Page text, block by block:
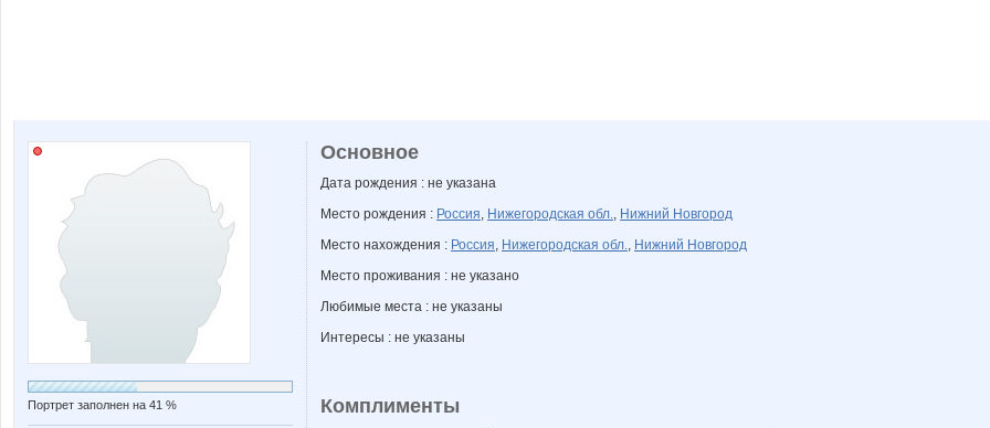
Портрет заполнен на 41 %
Основное
Дата рождения : не указана
Место рождения : Россия, Нижегородская обл., Нижний Новгород
Место нахождения : Россия, Нижегородская обл., Нижний Новгород
Место проживания : не указано
Любимые места : не указаны
Интересы : не указаны
Комплименты